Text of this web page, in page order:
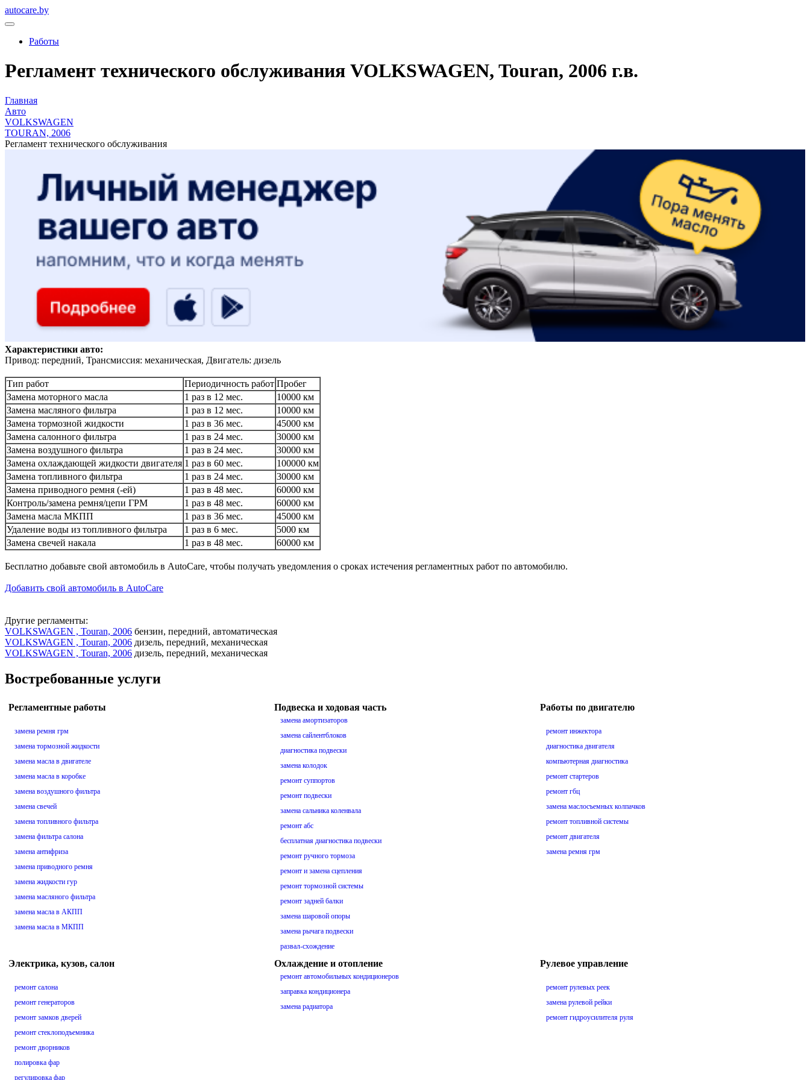
autocare.by
Работы
Регламент технического обслуживания VOLKSWAGEN, Touran, 2006 г.в.
Главная
Авто
VOLKSWAGEN
TOURAN, 2006
Регламент технического обслуживания
Характеристики авто:
Привод: передний, Трансмиссия: механическая, Двигатель: дизель
Тип работ Периодичность работ Пробег
Замена моторного масла
1 раз в 12 мес.
10000 км
Замена масляного фильтра
1 раз в 12 мес.
10000 км
Замена тормозной жидкости
1 раз в 36 мес.
45000 км
Замена салонного фильтра
1 раз в 24 мес.
30000 км
Замена воздушного фильтра
1 раз в 24 мес.
30000 км
Замена охлаждающей жидкости двигателя 1 раз в 60 мес.
100000 км
Замена топливного фильтра
1 раз в 24 мес.
30000 км
Замена приводного ремня (-ей)
1 раз в 48 мес.
60000 км
Контроль/замена ремня/цепи ГРМ
1 раз в 48 мес.
60000 км
Замена масла МКПП
1 раз в 36 мес.
45000 км
Удаление воды из топливного фильтра
1 раз в 6 мес.
5000 км
Замена свечей накала
1 раз в 48 мес. 60000 км
Бесплатно добавьте свой автомобиль в AutoCare, чтобы получать уведомления о сроках истечения регламентных работ по автомобилю.
Добавить свой автомобиль в AutoCare
Другие регламенты:
VOLKSWAGEN , Touran, 2006 бензин, передний, автоматическая
VOLKSWAGEN , Touran, 2006 дизель, передний, механическая
VOLKSWAGEN , Touran, 2006 дизель, передний, механическая
Востребованные услуги
Регламентные работы
замена ремня грм
замена тормозной жидкости
замена масла в двигателе
замена масла в коробке
замена воздушного фильтра
замена свечей
замена топливного фильтра
замена фильтра салона
замена антифриза
замена приводного ремня
замена жидкости гур
замена масляного фильтра
замена масла в АКПП
замена масла в МКПП
Подвеска и ходовая часть
замена амортизаторов
замена сайлентблоков
диагностика подвески
замена колодок
ремонт суппортов
ремонт подвески
замена сальника коленвала
ремонт абс
бесплатная диагностика подвески
ремонт ручного тормоза
ремонт и замена сцепления
ремонт тормозной системы
ремонт задней балки
замена шаровой опоры
замена рычага подвески
развал-схождение
Работы по двигателю
ремонт инжектора
диагностика двигателя
компьютерная диагностика
ремонт стартеров
ремонт гбц
замена маслосъемных колпачков
ремонт топливной системы
ремонт двигателя
замена ремня грм
Электрика, кузов, салон
ремонт салона
ремонт генераторов
ремонт замков дверей
ремонт стеклоподъемника
ремонт дворников
полировка фар
регулировка фар
Охлаждение и отопление
ремонт автомобильных кондиционеров
заправка кондиционера
замена радиатора
Рулевое управление
ремонт рулевых реек
замена рулевой рейки
ремонт гидроусилителя руля